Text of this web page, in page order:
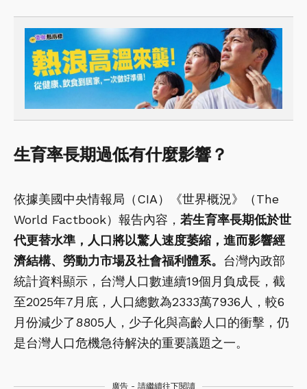
生育率長期過低有什麼影響？
依據美國中央情報局（CIA）《世界概況》（The
World Factbook）報告內容， 若生育率長期低於世
代更替水準，人口將以驚人速度萎縮，進而影響經
濟結構、勞動力市場及社會福利體系。 台灣內政部
統計資料顯示，台灣人口數連續19個月負成長，截
至2025年7月底，人口總數為2333萬7936人，較6
月份減少了8805人，少子化與高齡人口的衝擊，仍
是台灣人口危機急待解決的重要議題之一。
廣告 - 請繼續往下閱讀